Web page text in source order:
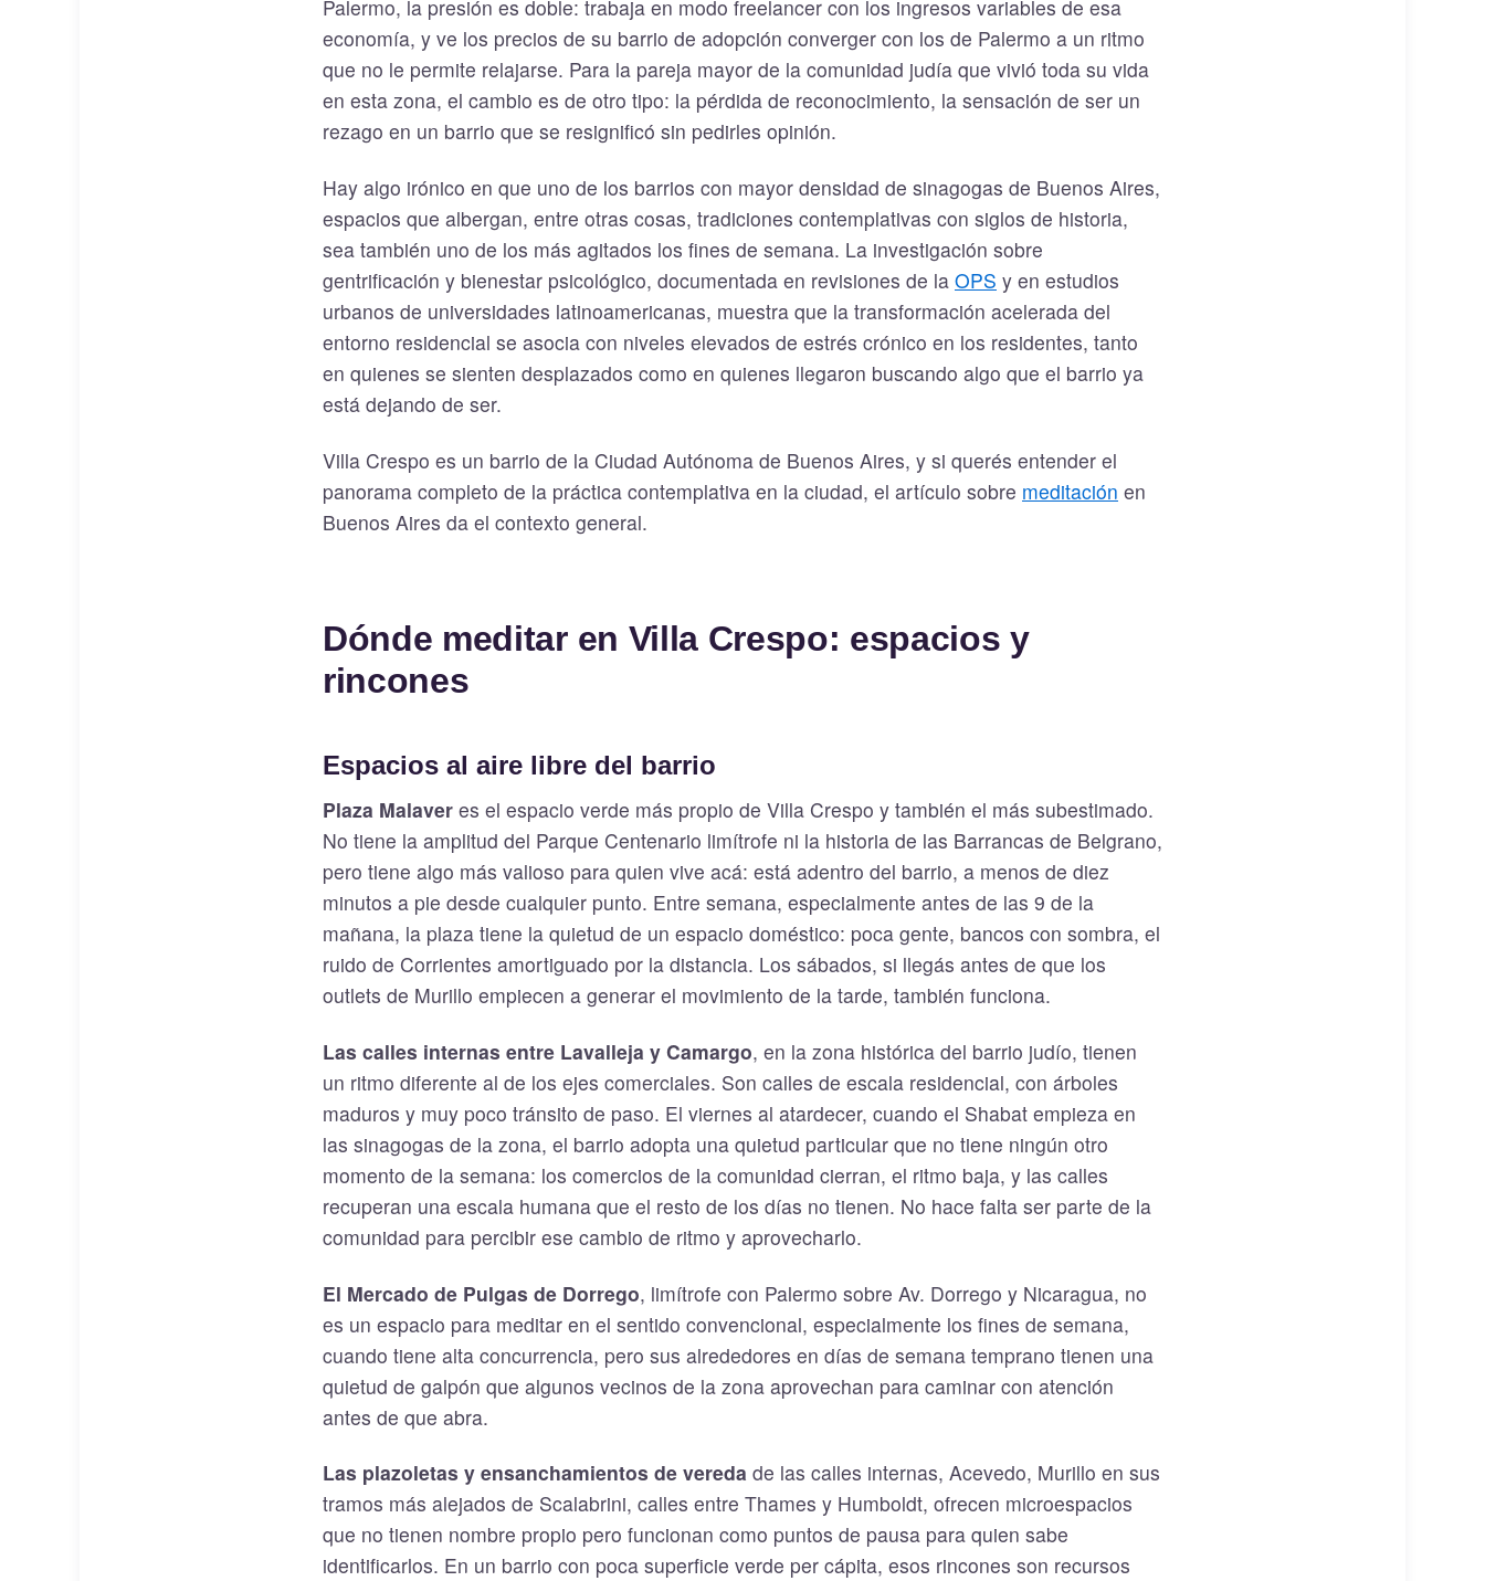
Palermo, la presión es doble: trabaja en modo freelancer con los ingresos variables de esa
economía, y ve los precios de su barrio de adopción converger con los de Palermo a un ritmo
que no le permite relajarse. Para la pareja mayor de la comunidad judía que vivió toda su vida
en esta zona, el cambio es de otro tipo: la pérdida de reconocimiento, la sensación de ser un
rezago en un barrio que se resignificó sin pedirles opinión.
Hay algo irónico en que uno de los barrios con mayor densidad de sinagogas de Buenos Aires,
espacios que albergan, entre otras cosas, tradiciones contemplativas con siglos de historia,
sea también uno de los más agitados los fines de semana. La investigación sobre
gentrificación y bienestar psicológico, documentada en revisiones de la OPS y en estudios
urbanos de universidades latinoamericanas, muestra que la transformación acelerada del
entorno residencial se asocia con niveles elevados de estrés crónico en los residentes, tanto
en quienes se sienten desplazados como en quienes llegaron buscando algo que el barrio ya
está dejando de ser.
Villa Crespo es un barrio de la Ciudad Autónoma de Buenos Aires, y si querés entender el
panorama completo de la práctica contemplativa en la ciudad, el artículo sobre meditación en
Buenos Aires da el contexto general.
Dónde meditar en Villa Crespo: espacios y
rincones
Espacios al aire libre del barrio
Plaza Malaver es el espacio verde más propio de Villa Crespo y también el más subestimado.
No tiene la amplitud del Parque Centenario limítrofe ni la historia de las Barrancas de Belgrano,
pero tiene algo más valioso para quien vive acá: está adentro del barrio, a menos de diez
minutos a pie desde cualquier punto. Entre semana, especialmente antes de las 9 de la
mañana, la plaza tiene la quietud de un espacio doméstico: poca gente, bancos con sombra, el
ruido de Corrientes amortiguado por la distancia. Los sábados, si llegás antes de que los
outlets de Murillo empiecen a generar el movimiento de la tarde, también funciona.
Las calles internas entre Lavalleja y Camargo, en la zona histórica del barrio judío, tienen
un ritmo diferente al de los ejes comerciales. Son calles de escala residencial, con árboles
maduros y muy poco tránsito de paso. El viernes al atardecer, cuando el Shabat empieza en
las sinagogas de la zona, el barrio adopta una quietud particular que no tiene ningún otro
momento de la semana: los comercios de la comunidad cierran, el ritmo baja, y las calles
recuperan una escala humana que el resto de los días no tienen. No hace falta ser parte de la
comunidad para percibir ese cambio de ritmo y aprovecharlo.
El Mercado de Pulgas de Dorrego, limítrofe con Palermo sobre Av. Dorrego y Nicaragua, no
es un espacio para meditar en el sentido convencional, especialmente los fines de semana,
cuando tiene alta concurrencia, pero sus alrededores en días de semana temprano tienen una
quietud de galpón que algunos vecinos de la zona aprovechan para caminar con atención
antes de que abra.
Las plazoletas y ensanchamientos de vereda de las calles internas, Acevedo, Murillo en sus
tramos más alejados de Scalabrini, calles entre Thames y Humboldt, ofrecen microespacios
que no tienen nombre propio pero funcionan como puntos de pausa para quien sabe
identificarlos. En un barrio con poca superficie verde per cápita, esos rincones son recursos